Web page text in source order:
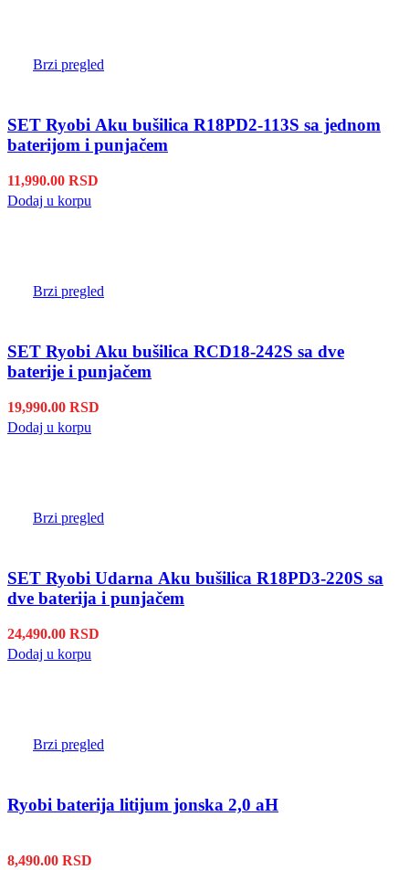
Brzi pregled
SET Ryobi Aku bušilica R18PD2-113S sa jednom
baterijom i punjačem
11,990.00 RSD
Dodaj u korpu
Brzi pregled
SET Ryobi Aku bušilica RCD18-242S sa dve
baterije i punjačem
19,990.00 RSD
Dodaj u korpu
Brzi pregled
SET Ryobi Udarna Aku bušilica R18PD3-220S sa
dve baterija i punjačem
24,490.00 RSD
Dodaj u korpu
Brzi pregled
Ryobi baterija litijum jonska 2,0 aH
8,490.00 RSD